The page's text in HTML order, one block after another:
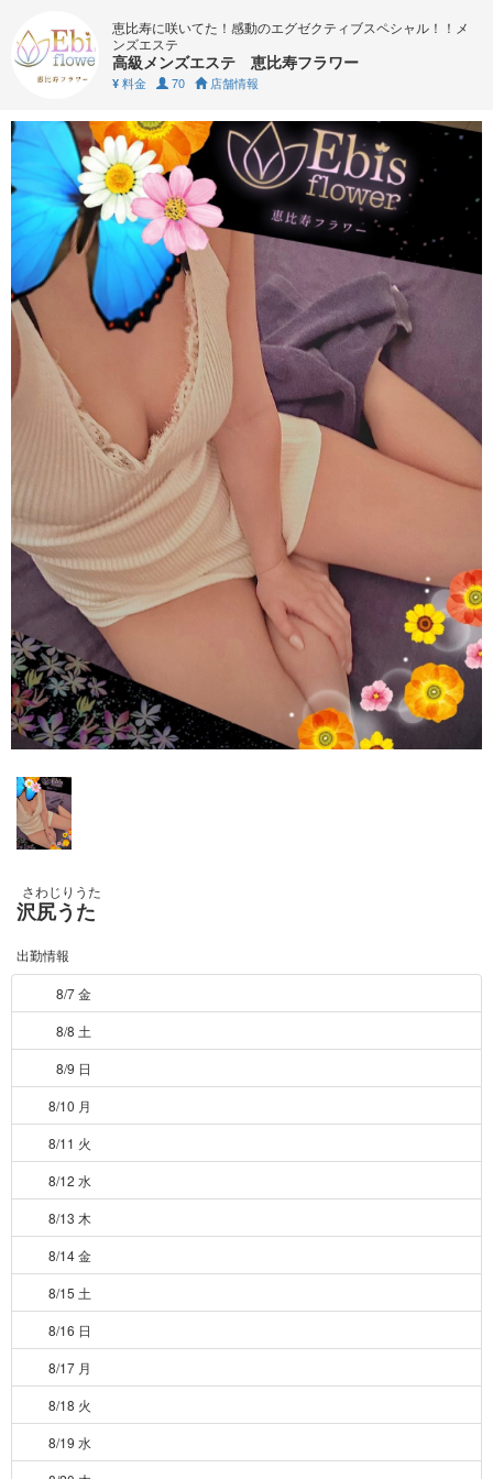
恵比寿に咲いてた！感動のエグゼクティブスペシャル！！メ
ンズエステ
高級メンズエステ 恵比寿フラワー
¥ 料金 70 店舗情報
さわじりうた
沢尻うた
出勤情報
8/7 金
8/8 土
8/9 日
8/10 月
8/11 火
8/12 水
8/13 木
8/14 金
8/15 土
8/16 日
8/17 月
8/18 火
8/19 水